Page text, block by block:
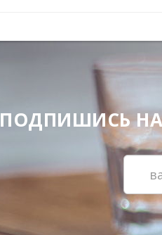
ПОДПИШИСЬ НА